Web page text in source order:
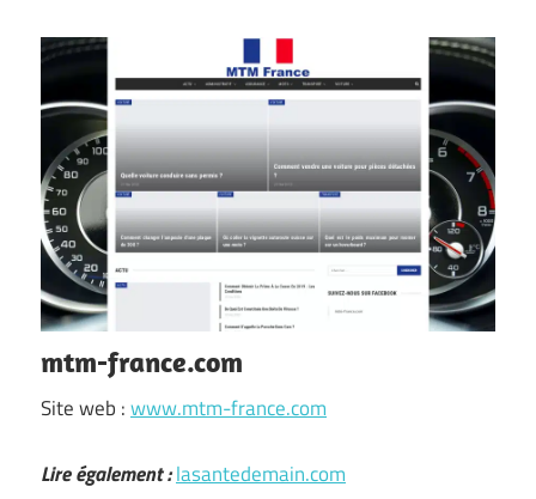
mtm-france.com
Site web :www.mtm-france.com
Lire également :lasantedemain.com